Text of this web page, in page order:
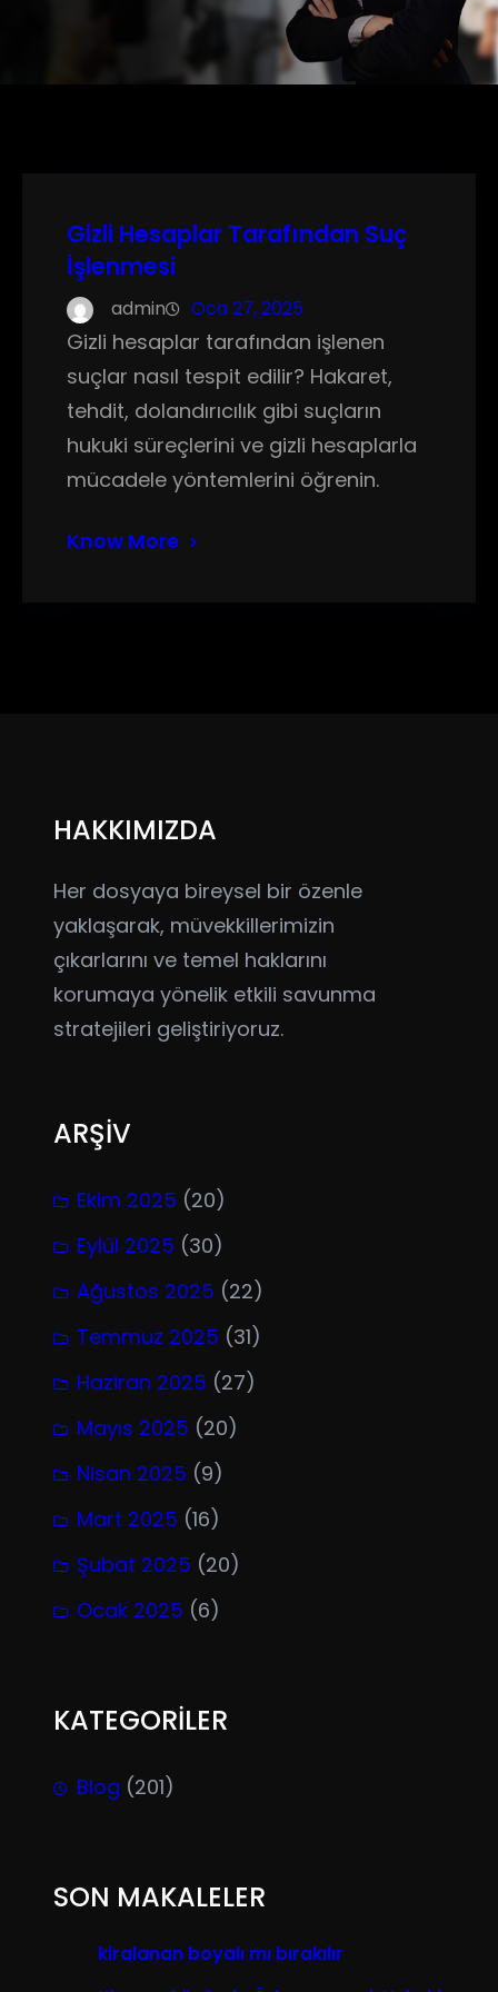
Gizli Hesaplar Tarafından Suç
İşlenmesi
admin Oca 27, 2025
Gizli hesaplar tarafından işlenen
suçlar nasıl tespit edilir? Hakaret,
tehdit, dolandırıcılık gibi suçların
hukuki süreçlerini ve gizli hesaplarla
mücadele yöntemlerini öğrenin.
Know More
HAKKIMIZDA
Her dosyaya bireysel bir özenle
yaklaşarak, müvekkillerimizin
çıkarlarını ve temel haklarını
korumaya yönelik etkili savunma
stratejileri geliştiriyoruz.
ARŞİV
Ekim 2025 (20)
Eylül 2025 (30)
Ağustos 2025 (22)
Temmuz 2025 (31)
Haziran 2025 (27)
Mayıs 2025 (20)
Nisan 2025 (9)
Mart 2025 (16)
Şubat 2025 (20)
Ocak 2025 (6)
KATEGORİLER
Blog (201)
SON MAKALELER
kiralanan boyalı mı bırakılır